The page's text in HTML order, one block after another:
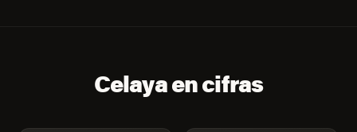
Celaya en cifras